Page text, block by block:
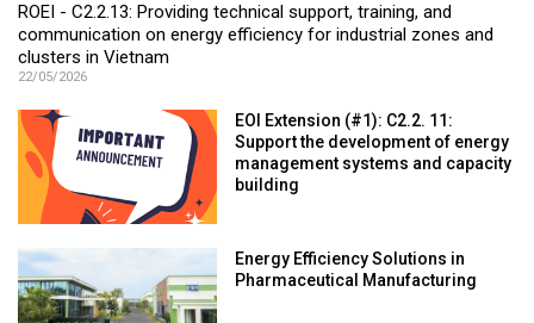
ROEI - C2.2.13: Providing technical support, training, and
communication on energy efficiency for industrial zones and
clusters in Vietnam
22/05/2026
EOI Extension (#1): C2.2. 11:
Support the development of energy
management systems and capacity
building
Energy Efficiency Solutions in
Pharmaceutical Manufacturing